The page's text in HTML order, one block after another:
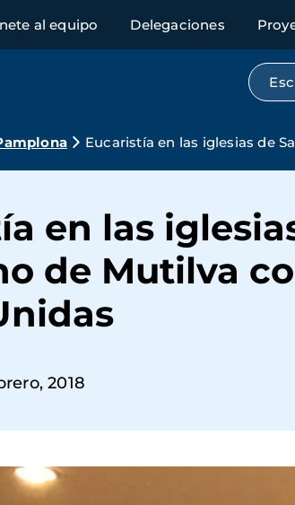
al equipo Delegaciones
Eucaristía en las iglesias de
en las
de Mutilva
2018